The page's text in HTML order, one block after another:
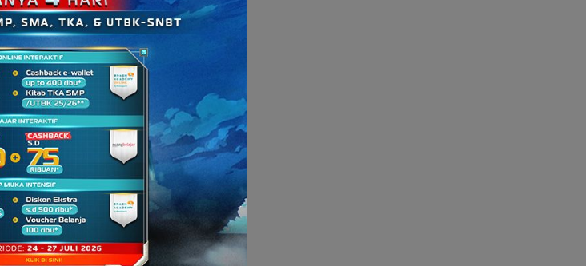
, tetapi hanya setahun,
Lagere School (ELS)
pendidikannya ke
ya?
Pemerintah Hindia Belanda
(OSVIA). Namun,
diMeer Uitgebreid
diAlgemeene Middelbare
mendapat beasiswa ke